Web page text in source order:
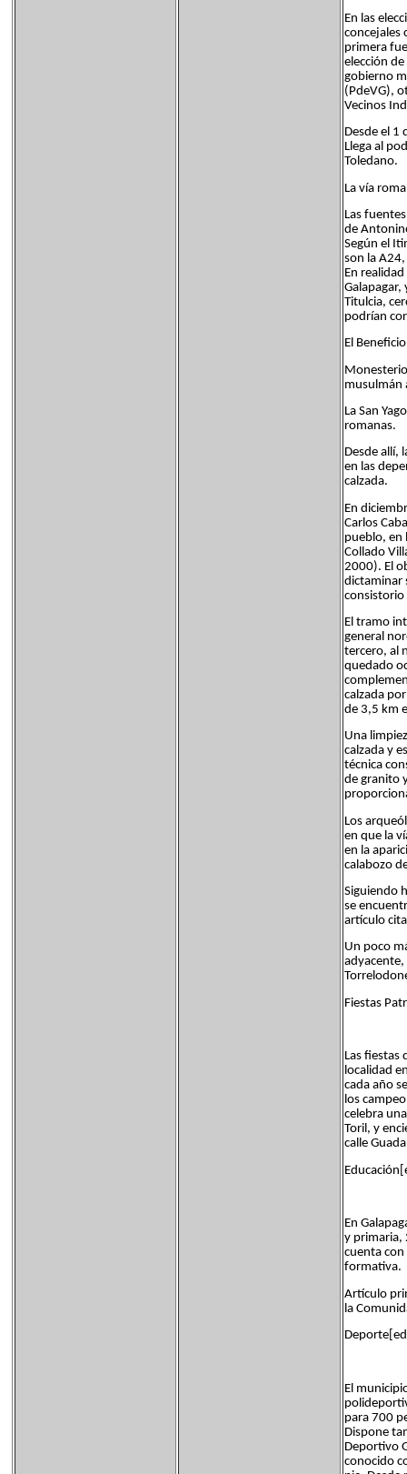
En las
concejales
primera
elección
gobierno
(PdeVG),
Vecinos
Desde el 1
Llega al
Toledano.
La vía
Las
de
Según el
son la
En
Galapagar,
Titulcia,
podrían
El
musulmán
La San
romanas.
Desde allí,
en las
calzada.
En
Carlos
pueblo, en
Collado
2000). El
dictaminar
consistorio
El tramo
general
tercero, al
quedado
calzada
de 3,5 km
Una
calzada y
técnica
de granito
Los
en que la
en la
calabozo
Siguiendo
se
artículo
Un poco
adyacente,
Fiestas
Las fiestas
localidad
cada año
los
celebra
Toril, y
calle
En
y primaria,
cuenta con
formativa.
Artículo
la
El
para 700
Dispone
Deportivo
conocido